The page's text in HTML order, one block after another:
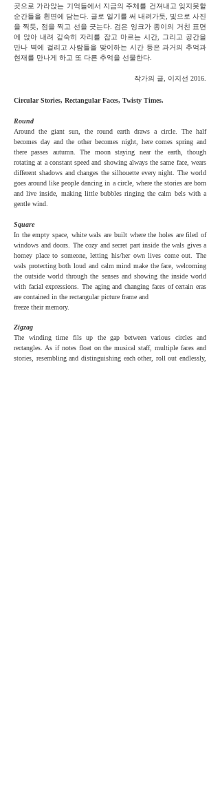
곳으로 가라앉는 기억들에서 지금의 주체를 건져내고 잊지못할
순간들을 흰면에 담는다. 글로 일기를 써 내려가듯, 빛으로 사진
을 찍듯, 점을 찍고 선을 긋는다. 검은 잉크가 종이의 거친 표면
에 앉아 내려 깊숙히 자리를 잡고 마르는 시간, 그리고 공간을
만나 벽에 걸리고 사람들을 맞이하는 시간 등은과거의 추억과
현재를 만나게 하고 또 다른 추억을 선물한다.
작가의 글, 이지선 2016.
Circular Stories, Rectangular Faces, Twisty Times.
Round
Around the giant sun, the round earth draws a circle. The half
becomes day and the other becomes night, here comes spring and
there passes autumn. The moon staying near the earth, though
rotating at a constant speed and showing always the same face, wears
different shadows and changes the silhouette every night. The world
goes around like people dancing in a circle, where the stories are born
and live inside, making little bubbles ringing the calm bels with a
gentle wind.
Square
In the empty space, white wals are built where the holes are filed of
windows and doors. The cozy and secret part inside the wals gives a
homey place to someone, letting his/her own lives come out. The
wals protecting both loud and calm mind make the face, welcoming
the outside world through the senses and showing the inside world
with facial expressions. The aging and changing faces of certain eras
are contained in the rectangular picture frame and
freeze their memory.
Zigzag
The winding time fils up the gap between various circles and
rectangles. As if notes float on the musical staff, multiple faces and
stories, resembling and distinguishing each other, roll out endlessly,